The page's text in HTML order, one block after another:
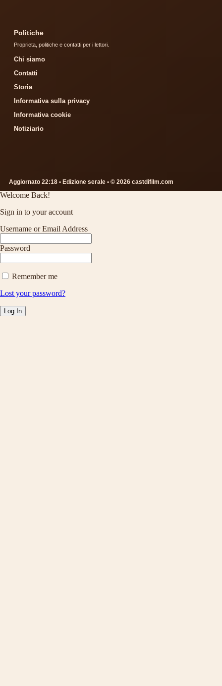
Politiche
Proprieta, politiche e contatti per i lettori.
Chi siamo
Contatti
Storia
Informativa sulla privacy
Informativa cookie
Notiziario
Aggiornato 22:18 • Edizione serale • © 2026 castdifilm.com
Welcome Back!
Sign in to your account
Username or Email Address
Password
Remember me
Lost your password?